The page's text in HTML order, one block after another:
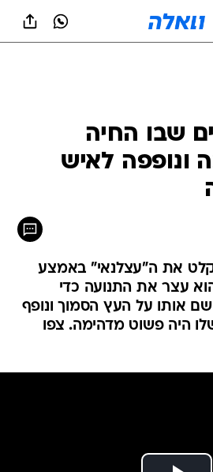
שבו החיה
ונופפה לאיש
אלדניזיו (50) קלט את ה"עצלנאי" באמצע
עצר את התנועה כדי
אותו על העץ הסמוך ונופף
היה פשוט מדהימה. צפו